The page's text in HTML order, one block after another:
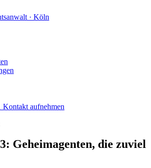
· Köln
Kontakt aufnehmen
Geheimagenten, die zuviel